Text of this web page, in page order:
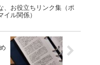
、お役立ちリンク集（ポ
イル関係）